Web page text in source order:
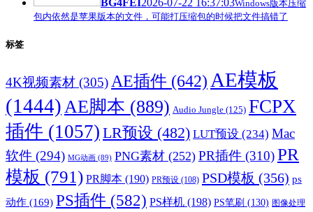
BG4FEI2026-07-22 16:37:03Windows版本压缩
包内依然是苹果版本的文件，可能打压缩包的时候把文件搞错了
标签
4K视频素材 (305)AE插件 (642) AE模板
(1444)AE脚本 (889) Audio Jungle (125) FCPX
插件 (1057) LR预设 (482) LUT预设 (234) Mac
软件 (294) MG动画 (89) PNG素材 (252) PR插件 (310)PR
模板 (791) PR脚本 (190) PR预设 (108) PSD模板 (356) ps
动作 (169) PS插件 (582) PS样机 (198) PS笔刷 (130) 图像处理